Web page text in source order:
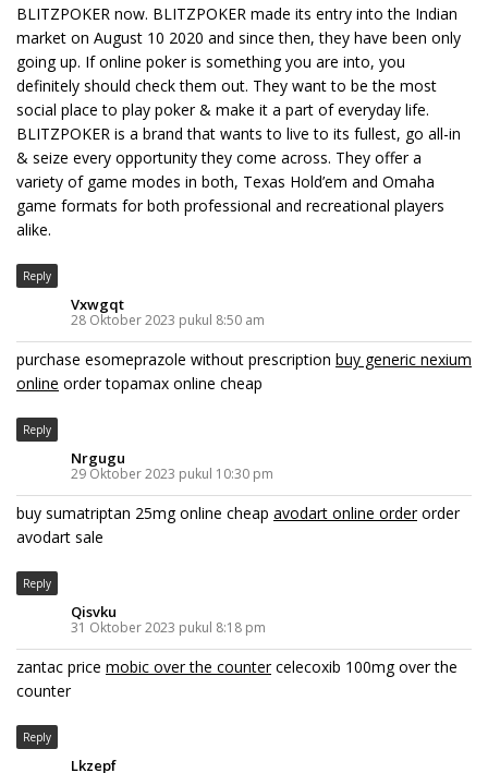
BLITZPOKER now. BLITZPOKER made its entry into the Indian
market on August 10 2020 and since then, they have been only
going up. If online poker is something you are into, you
definitely should check them out. They want to be the most
social place to play poker & make it a part of everyday life.
BLITZPOKER is a brand that wants to live to its fullest, go all-in
& seize every opportunity they come across. They offer a
variety of game modes in both, Texas Hold’em and Omaha
game formats for both professional and recreational players
alike.
Reply
Vxwgqt
28 Oktober 2023 pukul 8:50 am
purchase esomeprazole without prescription buy generic nexium
online order topamax online cheap
Reply
Nrgugu
29 Oktober 2023 pukul 10:30 pm
buy sumatriptan 25mg online cheap avodart online orderorder
avodart sale
Reply
Qisvku
31 Oktober 2023 pukul 8:18 pm
zantac price mobic over the countercelecoxib 100mg over the
counter
Reply
Lkzepf